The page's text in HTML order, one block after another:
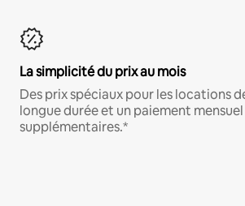
La simplicité du prix au mois
Des prix spéciaux pour les locations
longue durée et un paiement
supplémentaires.*